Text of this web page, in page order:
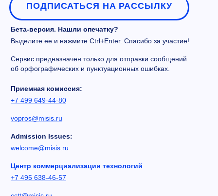
ПОДПИСАТЬСЯ НА РАССЫЛКУ
Бета-версия. Нашли опечатку?
Выделите ее и нажмите Ctrl+Enter. Спасибо за участие!
Сервис предназначен только для отправки сообщений
об орфографических и пунктуационных ошибках.
Приемная комиссия:
+7 499 649-44-80
vopros@misis.ru
Admission Issues:
welcome@misis.ru
Центр коммерциализации технологий
+7 495 638-46-57